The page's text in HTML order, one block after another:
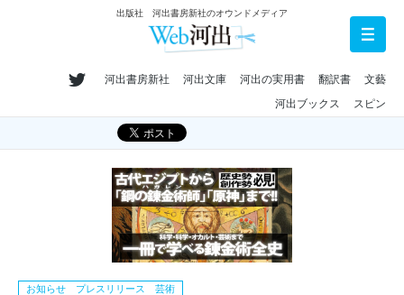
出版社 河出書房新社のオウンドメディア
河出書房新社 河出文庫 河出の実用書 翻訳書
文藝
河出ブックス
スピン
お知らせ プレスリリース 芸術